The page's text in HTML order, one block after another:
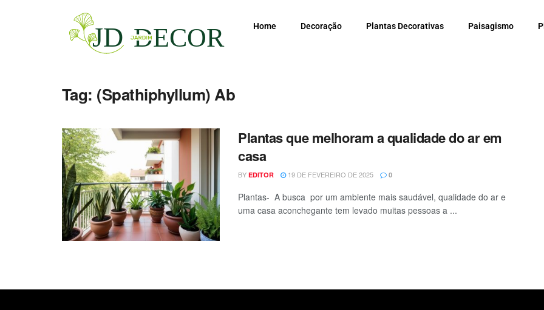
Home Decoração Plantas Decorativas Paisagismo
Tag: (Spathiphyllum) Ab
Plantas que melhoram a qualidade do ar em
casa
BY EDITOR 19 DE FEVEREIRO DE 2025 0
Plantas- A busca por um ambiente mais saudável, qualidade do ar e
uma casa aconchegante tem levado muitas pessoas a ...